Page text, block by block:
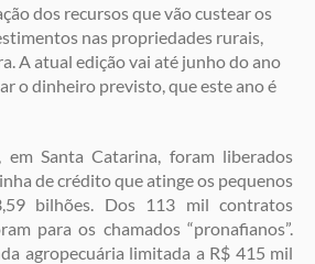
dos recursos que vão custear os
nas propriedades rurais,
A atual edição vai até junho do ano
o dinheiro previsto, que este ano é
em Santa Catarina, foram liberados
de crédito que atinge os pequenos
bilhões. Dos 113 mil contratos
para os chamados “pronafianos”.
agropecuária limitada a R$ 415 mil